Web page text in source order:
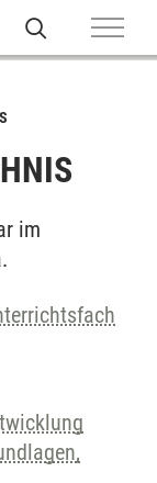
im